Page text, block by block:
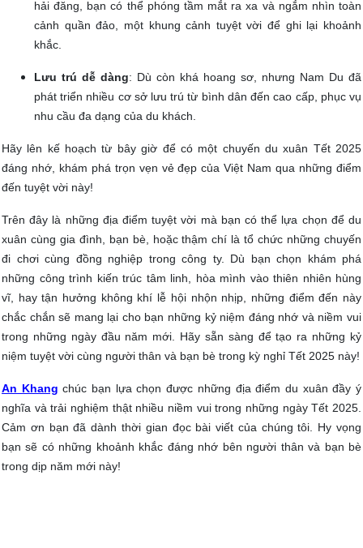
hải đăng, bạn có thể phóng tầm mắt ra xa và ngắm nhìn toàn
cảnh quần đảo, một khung cảnh tuyệt vời để ghi lại khoảnh
khắc.
Lưu trú dễ dàng: Dù còn khá hoang sơ, nhưng Nam Du đã
phát triển nhiều cơ sở lưu trú từ bình dân đến cao cấp, phục vụ
nhu cầu đa dạng của du khách.
Hãy lên kế hoạch từ bây giờ để có một chuyến du xuân Tết 2025
đáng nhớ, khám phá trọn vẹn vẻ đẹp của Việt Nam qua những điểm
đến tuyệt vời này!
Trên đây là những địa điểm tuyệt vời mà bạn có thể lựa chọn để du
xuân cùng gia đình, bạn bè, hoặc thậm chí là tổ chức những chuyến
đi chơi cùng đồng nghiệp trong công ty. Dù bạn chọn khám phá
những công trình kiến trúc tâm linh, hòa mình vào thiên nhiên hùng
vĩ, hay tận hưởng không khí lễ hội nhộn nhịp, những điểm đến này
chắc chắn sẽ mang lại cho bạn những kỷ niệm đáng nhớ và niềm vui
trong những ngày đầu năm mới. Hãy sẵn sàng để tạo ra những kỷ
niệm tuyệt vời cùng người thân và bạn bè trong kỳ nghỉ Tết 2025 này!
An Khang chúc bạn lựa chọn được những địa điểm du xuân đầy ý
nghĩa và trải nghiệm thật nhiều niềm vui trong những ngày Tết 2025.
Cảm ơn bạn đã dành thời gian đọc bài viết của chúng tôi. Hy vọng
bạn sẽ có những khoảnh khắc đáng nhớ bên người thân và bạn bè
trong dịp năm mới này!